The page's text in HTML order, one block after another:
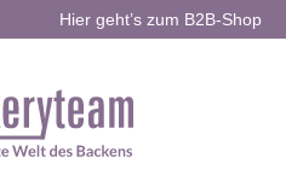
Hier geht’s zum B2B-Shop